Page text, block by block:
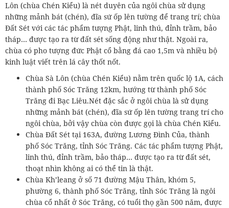
Lôn (chùa Chén Kiểu) là nét duyên của ngôi chùa sử dụng
những mảnh bát (chén), đĩa sứ ốp lên tường để trang trí; chùa
Đất Sét với các tác phẩm tượng Phật, linh thú, đỉnh trầm, bảo
tháp… được tạo ra từ đất sét sống động như thật. Ngoài ra,
chùa có pho tượng đức Phật cổ bằng đá cao 1,5m và nhiều bộ
kinh luật viết trên lá cây thốt nốt.
Chùa Sà Lôn (chùa Chén Kiểu) nằm trên quốc lộ 1A, cách
thành phố Sóc Trăng 12km, hướng từ thành phố Sóc
Trăng đi Bạc Liêu.Nét đặc sắc ở ngôi chùa là sử dụng
những mảnh bát (chén), đĩa sứ ốp lên tường trang trí cho
ngôi chùa, bởi vậy chùa còn được gọi là chùa Chén Kiểu.
Chùa Đất Sét tại 163A, đường Lương Đình Của, thành
phố Sóc Trăng, tỉnh Sóc Trăng. Các tác phẩm tượng Phật,
linh thú, đỉnh trầm, bảo tháp… được tạo ra từ đất sét,
thoạt nhìn không ai có thể tin là thật.
Chùa Kh’leang ở số 71 đường Mậu Thân, khóm 5,
phường 6, thành phố Sóc Trăng, tỉnh Sóc Trăng là ngôi
chùa cổ nhất ở Sóc Trăng, có tuổi thọ gần 500 năm, được